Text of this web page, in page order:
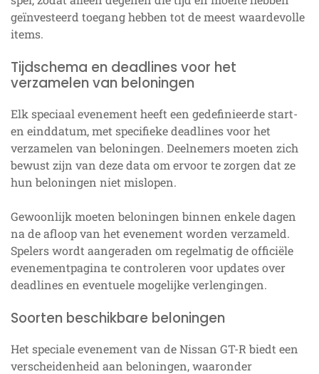
geïnvesteerd toegang hebben tot de meest waardevolle
items.
Tijdschema en deadlines voor het
verzamelen van beloningen
Elk speciaal evenement heeft een gedefinieerde start-
en einddatum, met specifieke deadlines voor het
verzamelen van beloningen. Deelnemers moeten zich
bewust zijn van deze data om ervoor te zorgen dat ze
hun beloningen niet mislopen.
Gewoonlijk moeten beloningen binnen enkele dagen
na de afloop van het evenement worden verzameld.
Spelers wordt aangeraden om regelmatig de officiële
evenementpagina te controleren voor updates over
deadlines en eventuele mogelijke verlengingen.
Soorten beschikbare beloningen
Het speciale evenement van de Nissan GT-R biedt een
verscheidenheid aan beloningen, waaronder